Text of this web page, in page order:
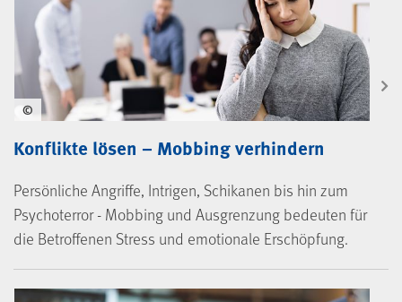
Konflikte lösen – Mobbing verhindern
Persönliche Angriffe, Intrigen, Schikanen bis hin zum
Psychoterror - Mobbing und Ausgrenzung bedeuten für
die Betroffenen Stress und emotionale Erschöpfung.
©